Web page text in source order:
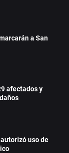
a San
afectados y
uso de